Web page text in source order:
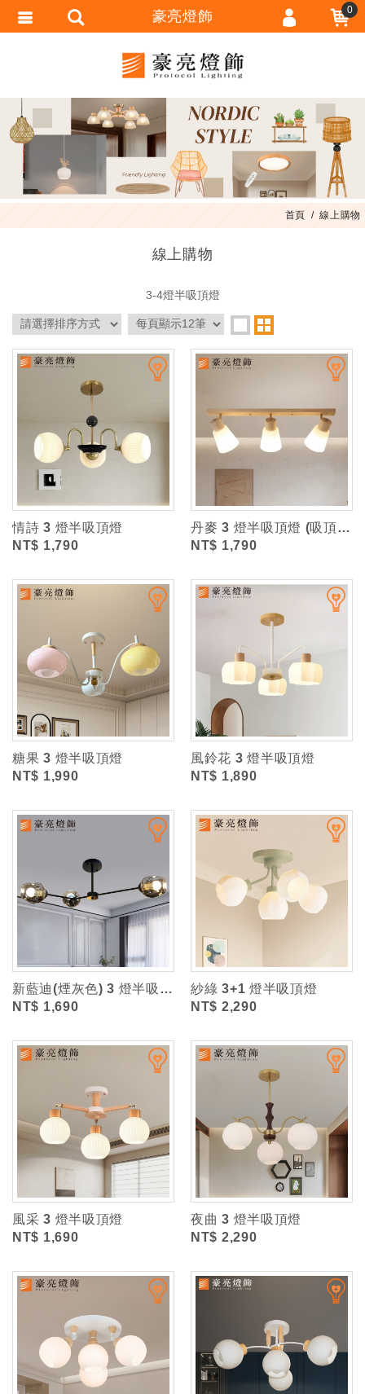
首頁 線上購物
線上購物
3-4燈半吸頂燈
情詩 3 燈半吸頂燈
NT$ 1,790
丹麥 3 燈半吸頂燈 (吸頂盤寬約5cm)
NT$ 1,790
糖果 3 燈半吸頂燈
NT$ 1,990
風鈴花 3 燈半吸頂燈
NT$ 1,890
新藍迪(煙灰色) 3 燈半吸頂燈
NT$ 1,690
紗綠 3+1 燈半吸頂燈
NT$ 2,290
風采 3 燈半吸頂燈
NT$ 1,690
夜曲 3 燈半吸頂燈
NT$ 2,290
豪亮燈飾 0
會員註冊
忘記密碼
訂單查詢
匯款通知